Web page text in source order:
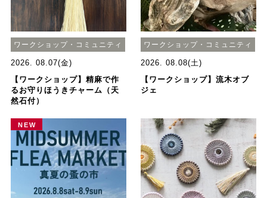
ワークショップ・コミュニティ
2026. 08.07(金)
【ワークショップ】精麻で作
るお守りほうきチャーム（天
然石付）
ワークショップ・コミュニティ
2026. 08.08(土)
【ワークショップ】流木オブ
ジェ
NEW